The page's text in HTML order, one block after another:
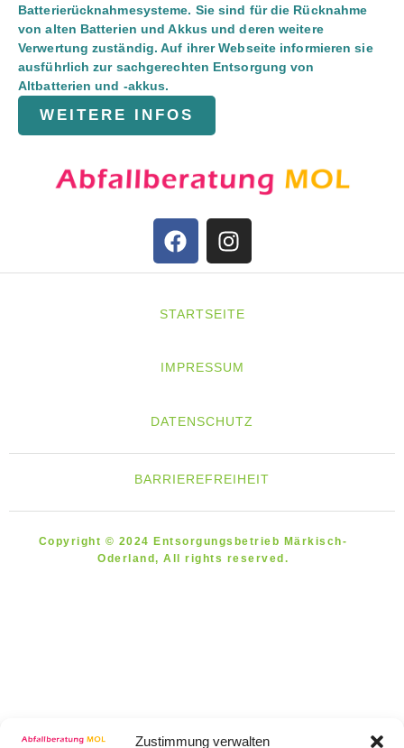
Zustimmung verwalten
Batterierücknahmesysteme. Sie sind für die Rücknahme
von alten Batterien und Akkus und deren weitere
Verwertung zuständig. Auf ihrer Webseite informieren sie
ausführlich zur sachgerechten Entsorgung von
Altbatterien und -akkus.
WEITERE INFOS
STARTSEITE
IMPRESSUM
DATENSCHUTZ
BARRIEREFREIHEIT
Copyright © 2024 Entsorgungsbetrieb Märkisch-
Oderland, All rights reserved.